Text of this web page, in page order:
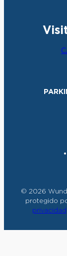
© 2026
protegido
privacidad